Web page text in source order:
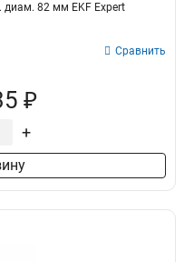
диам. 82 мм EKF Expert
Сравнить
₽
+